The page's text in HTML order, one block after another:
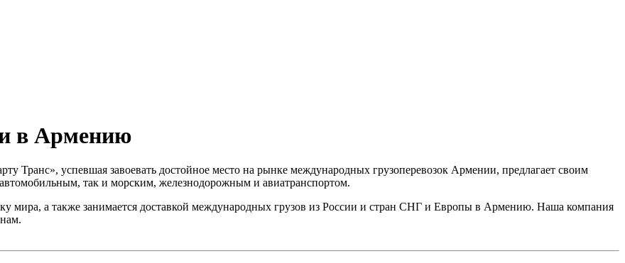
в Армению
Транс», успевшая завоевать достойное место на рынке международных грузоперевозок Армении, предлагает своим
так и морским, железнодорожным и авиатранспортом.
мира, а также занимается доставкой международных грузов из России и стран СНГ и Европы в Армению. Наша компания